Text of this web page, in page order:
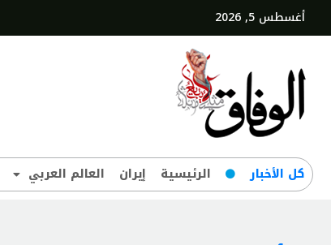
أغسطس 5, 2026
کل‌ الأخبار الرئيسية إيران العالم العربي